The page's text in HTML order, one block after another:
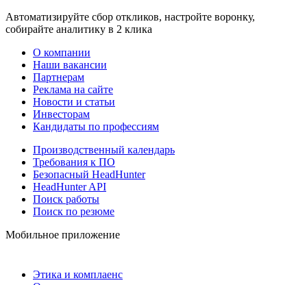
Автоматизируйте сбор откликов, настройте воронку,
собирайте аналитику в 2 клика
О компании
Наши вакансии
Партнерам
Реклама на сайте
Новости и статьи
Инвесторам
Кандидаты по профессиям
Производственный календарь
Требования к ПО
Безопасный HeadHunter
HeadHunter API
Поиск работы
Поиск по резюме
Мобильное приложение
Этика и комплаенс